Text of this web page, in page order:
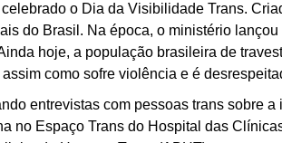
o Dia da Visibilidade Trans.
do Brasil. Na época, o ministério
hoje, a população brasileira de
como sofre violência e é
entrevistas com pessoas trans sobre
no Espaço Trans do Hospital das